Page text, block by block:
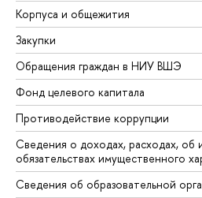
Корпуса и общежития
Закупки
Обращения граждан в НИУ ВШЭ
Фонд целевого капитала
Противодействие коррупции
Сведения о доходах, расходах, об
обязательствах имущественного
Сведения об образовательной